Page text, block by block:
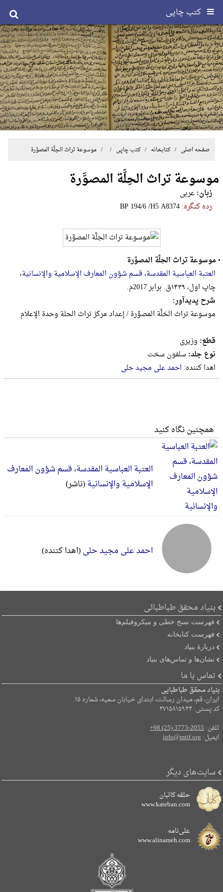
کتب چاپی
صفحه اصلی / کتابخانه /کتب چاپی / / موسوعة تراث الحِلَّة المصوَّرة
موسوعة تراث الحِلَّة المصوَّرة
زبان:عربی
رده کنگره:‎B‎P‎ ‎1‎9‎4‎/‎6‎ ‎/‎H‎5‎ ‎A‎8‎3‎7‎4
•موسوعة تراث الحِلَّة المصوَّرة
العتبة العباسیة المقدسة، قسم شؤون المعارف الإسلامیة والإنسانیة،
چاپ اول، ۱۴۳۹ق. برابر 2017م.
شرح پدیدآور:
موسوعة تراث الحَلَّة المصوَّرة / إعداد مرکز تراث الحلة وحدة الإعلام
قطع: وزيرى
نوع جلد: سلفون سخت
اهدا کننده: احمد علی مجید حلی
همچنین نگاه کنید
العتبة العباسیة المقدسة، قسم شؤون المعارف
الإسلامیة والإنسانیة(ناشر)
احمد علی مجید حلی(اهدا کننده)
بنیاد محقق طباطبائی
فهرست نسخ خطی و میکروفیلم‌ها
فهرست کتابخانه
دربارۀ بنیاد
نشان‌ها و تماس‌های بنیاد
تماس با ما
بنیاد محقق طباطبایی
ایران، قم، میدان رسالت، ابتدای خیابان سمیه، شماره ۱۵.
کد پستی: ۳۷۱۵۸۱۵۹۳۴
تلفن:+98 (25) 3773-2055
ایمیل:info@mtif.org
سایت‌های دیگر
حلقه کاتبان
www.kateban.com
علی‌نامه
www.alinameh.com